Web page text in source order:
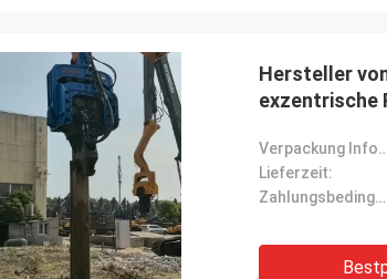
Hersteller
exzentrische
Verpackung Informationen:
Lieferzeit:
Zahlungsbedingungen: